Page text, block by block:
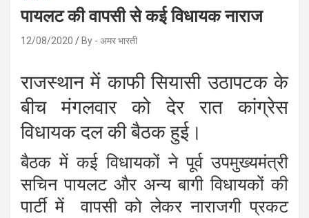
पायलट की वापसी से कई विधायक नाराज
12/08/2020 By - अमर भारती
राजस्थान में काफी सियासी उठापटक के
बीच मंगलवार को देर रात कांग्रेस
विधायक दल की बैठक हुई।
बैठक में कई विधायकों ने पूर्व उपमुख्यमंत्री
सचिन पायलट और अन्य बागी विधायकों की
पार्टी में वापसी को लेकर नाराजगी प्रकट